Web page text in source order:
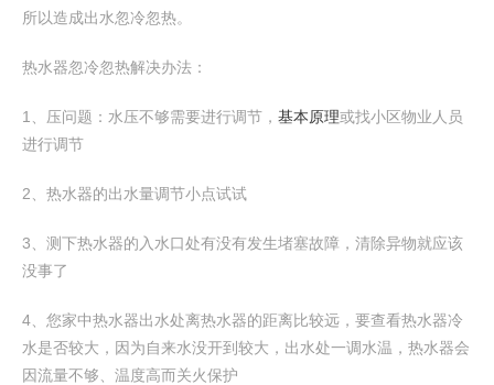
所以造成出水忽冷忽热。
热水器忽冷忽热解决办法：
1、压问题：水压不够需要进行调节， 基本原理或找小区物业人员
进行调节
2、热水器的出水量调节小点试试
3、测下热水器的入水口处有没有发生堵塞故障，清除异物就应该
没事了
4、您家中热水器出水处离热水器的距离比较远，要查看热水器冷
水是否较大，因为自来水没开到较大，出水处一调水温，热水器会
因流量不够、温度高而关火保护